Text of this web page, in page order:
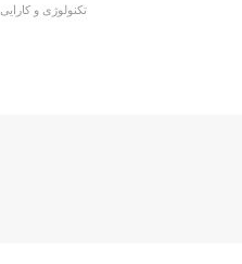
تکنولوژی و کارایی